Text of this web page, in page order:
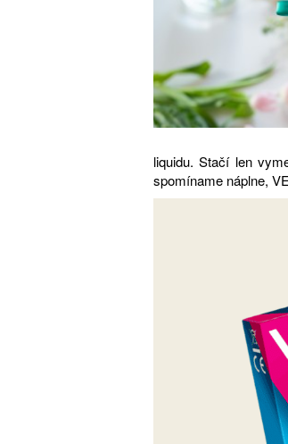
liquidu. Stačí len
spomíname náplne,